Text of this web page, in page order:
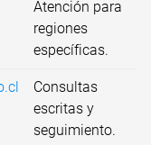
Atención para
regiones
específicas.
Consultas
escritas y
seguimiento.